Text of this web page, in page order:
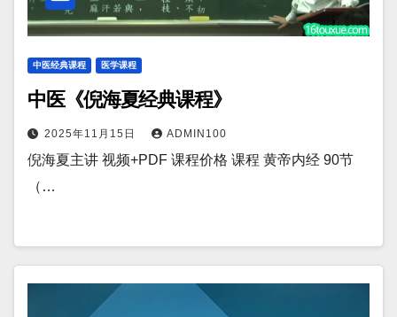
中医经典课程 医学课程
中医《倪海夏经典课程》
2025年11月15日 ADMIN100
倪海夏主讲 视频+PDF 课程价格 课程 黄帝内经 90节
（…